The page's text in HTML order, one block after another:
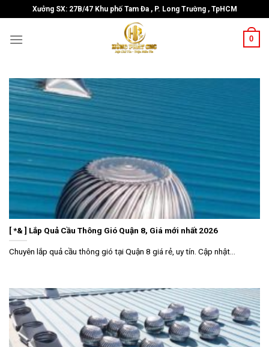
to
content
Xưởng SX: 27B/47 Khu phố Tam Đa , P. Long Trường , TpHCM
0
[ *& ] Lắp Quả Cầu Thông Gió Quận 8, Giá mới nhất 2026
Chuyên lắp quả cầu thông gió tại Quận 8 giá rẻ, uy tín. Cập nhật...